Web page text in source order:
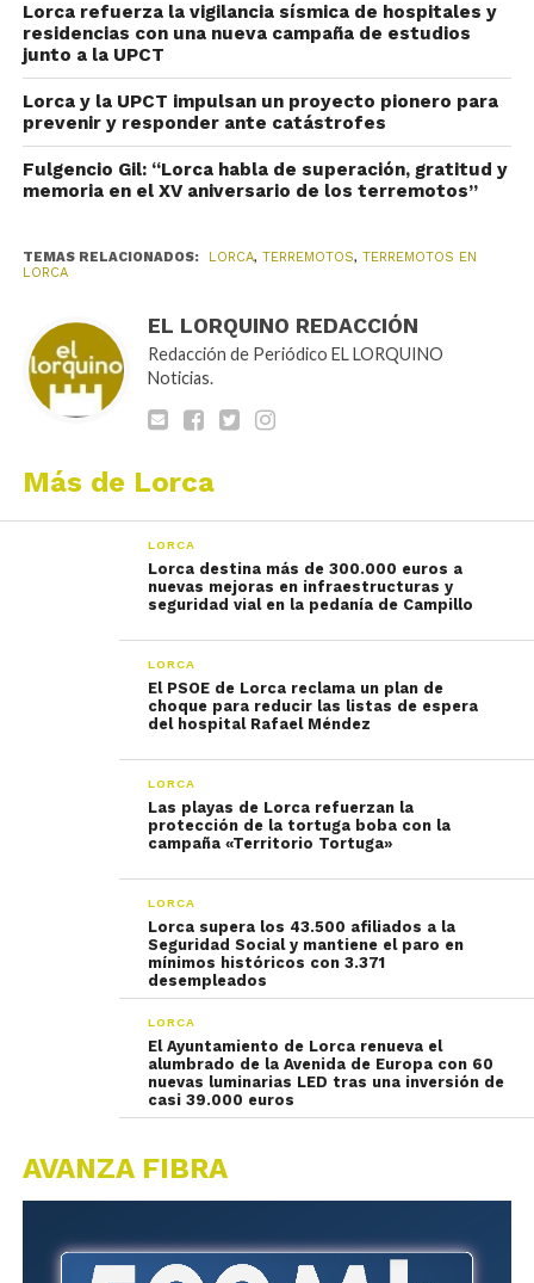
Lorca refuerza la vigilancia sísmica de hospitales y
residencias con una nueva campaña de estudios
junto a la UPCT
Lorca y la UPCT impulsan un proyecto pionero para
prevenir y responder ante catástrofes
Fulgencio Gil: “Lorca habla de superación, gratitud y
memoria en el XV aniversario de los terremotos”
TEMAS RELACIONADOS: LORCA, TERREMOTOS, TERREMOTOS EN
LORCA
EL LORQUINO REDACCIÓN
Redacción de Periódico EL LORQUINO
Noticias.
Más de Lorca
LORCA
Lorca destina más de 300.000 euros a
nuevas mejoras en infraestructuras y
seguridad vial en la pedanía de Campillo
LORCA
El PSOE de Lorca reclama un plan de
choque para reducir las listas de espera
del hospital Rafael Méndez
LORCA
Las playas de Lorca refuerzan la
protección de la tortuga boba con la
campaña «Territorio Tortuga»
LORCA
Lorca supera los 43.500 afiliados a la
Seguridad Social y mantiene el paro en
mínimos históricos con 3.371
desempleados
LORCA
El Ayuntamiento de Lorca renueva el
alumbrado de la Avenida de Europa con 60
nuevas luminarias LED tras una inversión de
casi 39.000 euros
AVANZA FIBRA